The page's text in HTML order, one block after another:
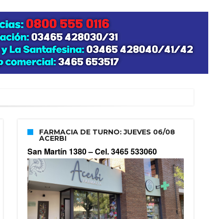
FARMACIA DE TURNO: JUEVES 06/08
ACERBI
San Martín 1380 –Cel. 3465 533060